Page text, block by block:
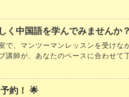
く中国語を学んでみませんか
で、マンツーマンレッスンを受けな
講師が、あなたのペースに合わせて
約！ 🌟